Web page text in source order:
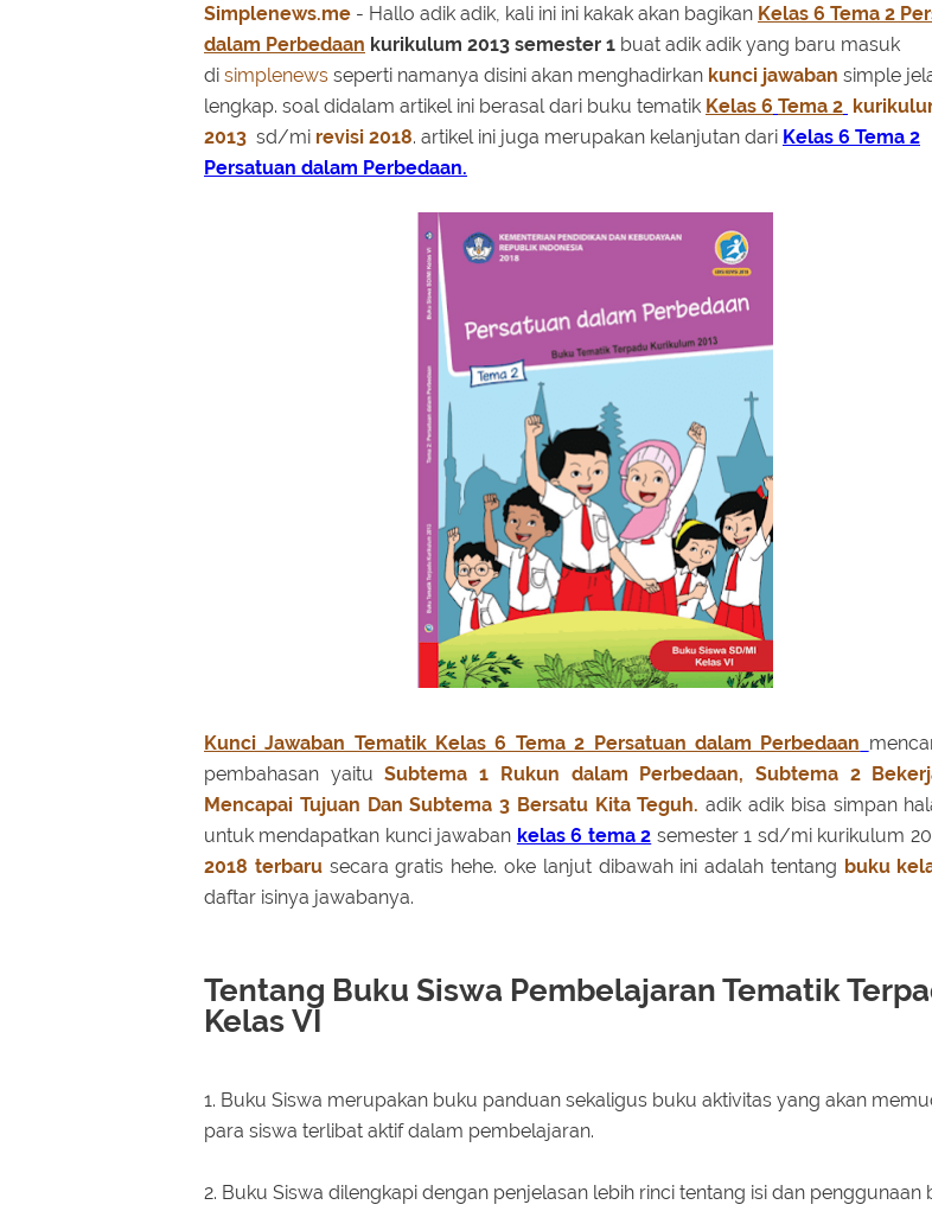
Simplenews.me - Hallo adik adik, kali ini ini kakak akan bagikan Kelas 6 Tema 2
dalam Perbedaan kurikulum 2013 semester 1 buat adik adik yang baru masuk
di simplenews seperti namanya disini akan menghadirkan kunci jawaban simple
lengkap. soal didalam artikel ini berasal dari buku tematik Kelas 6 Tema 2
2013 sd/mi revisi 2018. artikel ini juga merupakan kelanjutan dari Kelas 6 Tema 2
Persatuan dalam Perbedaan.
Kunci Jawaban Tematik Kelas 6 Tema 2 Persatuan dalam Perbedaan
pembahasan yaituSubtema 1 Rukun dalam Perbedaan, Subtema 2
Mencapai Tujuan Dan Subtema 3 Bersatu Kita Teguh. adik adik bisa simpan
untuk mendapatkan kunci jawaban kelas 6 tema 2 semester 1 sd/mi kurikulum
2018 terbarusecara gratis hehe. oke lanjut dibawah ini adalah tentang buku
daftar isinya jawabanya.
Tentang Buku Siswa Pembelajaran Tematik
Kelas VI
1. Buku Siswa merupakan buku panduan sekaligus buku aktivitas yang akan
para siswa terlibat aktif dalam pembelajaran.
2. Buku Siswa dilengkapi dengan penjelasan lebih rinci tentang isi dan penggunaan